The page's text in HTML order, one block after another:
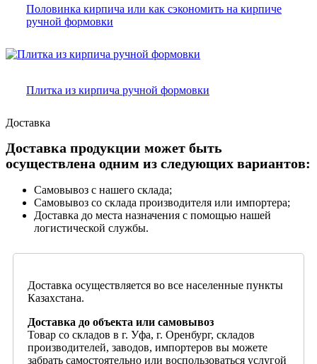
Половинка кирпича или как сэкономить на кирпиче
ручной формовки
Плитка из кирпича ручной формовки
Доставка
Доставка продукции может быть
осуществлена одним из следующих вариантов:
Самовывоз с нашего склада;
Самовывоз со склада производителя или импортера;
Доставка до места назначения с помощью нашей
логистической службы.
Доставка осуществляется во все населенные пункты
Казахстана.
Доставка до объекта или самовывоз
Товар со складов в г. Уфа, г. Оренбург, складов
производителей, заводов, импортеров вы можете
забрать самостоятельно или воспользоваться услугой